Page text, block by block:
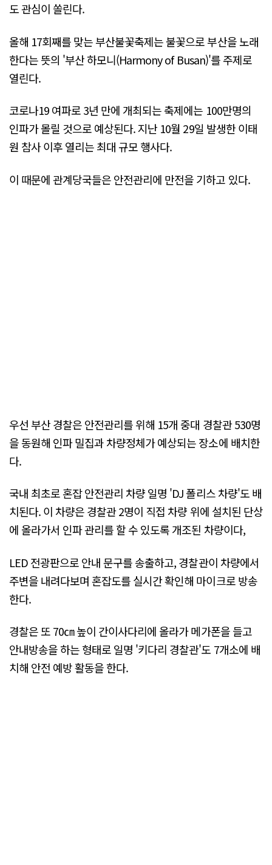
도 관심이 쏠린다.
올해 17회째를 맞는 부산불꽃축제는 불꽃으로 부산을 노래
한다는 뜻의 '부산 하모니(Harmony of Busan)'를 주제로
열린다.
코로나19 여파로 3년 만에 개최되는 축제에는 100만명의
인파가 몰릴 것으로 예상된다. 지난 10월 29일 발생한 이태
원 참사 이후 열리는 최대 규모 행사다.
이 때문에 관계당국들은 안전관리에 만전을 기하고 있다.
우선 부산 경찰은 안전관리를 위해 15개 중대 경찰관 530명
을 동원해 인파 밀집과 차량정체가 예상되는 장소에 배치한
다.
국내 최초로 혼잡 안전관리 차량 일명 'DJ 폴리스 차량'도 배
치된다. 이 차량은 경찰관 2명이 직접 차량 위에 설치된 단상
에 올라가서 인파 관리를 할 수 있도록 개조된 차량이다,
LED 전광판으로 안내 문구를 송출하고, 경찰관이 차량에서
주변을 내려다보며 혼잡도를 실시간 확인해 마이크로 방송
한다.
경찰은 또 70㎝ 높이 간이사다리에 올라가 메가폰을 들고
안내방송을 하는 형태로 일명 '키다리 경찰관'도 7개소에 배
치해 안전 예방 활동을 한다.